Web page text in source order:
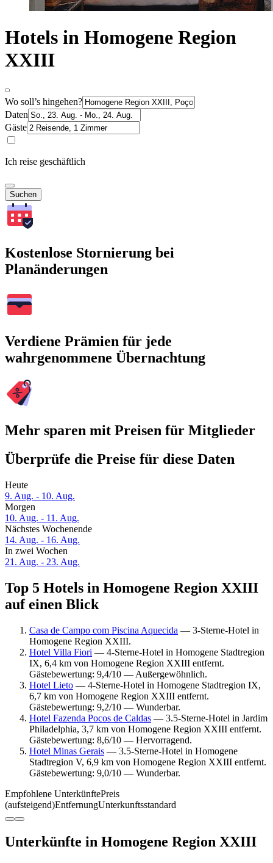
Hotels in Homogene Region
XXIII
Wo soll’s hingehen?
Daten
Gäste
Ich reise geschäftlich
Suchen
Kostenlose Stornierung bei
Planänderungen
Verdiene Prämien für jede
wahrgenommene Übernachtung
Mehr sparen mit Preisen für Mitglieder
Überprüfe die Preise für diese Daten
Heute
9. Aug. - 10. Aug.
Morgen
10. Aug. - 11. Aug.
Nächstes Wochenende
14. Aug. - 16. Aug.
In zwei Wochen
21. Aug. - 23. Aug.
Top 5 Hotels in Homogene Region XXIII
auf einen Blick
Casa de Campo com Piscina Aquecida — 3-Sterne-Hotel in
Homogene Region XXIII.
Hotel Villa Fiori — 4-Sterne-Hotel in Homogene Stadtregion
IX, 6,4 km von Homogene Region XXIII entfernt.
Gästebewertung: 9,4/10 — Außergewöhnlich.
Hotel Lieto — 4-Sterne-Hotel in Homogene Stadtregion IX,
6,7 km von Homogene Region XXIII entfernt.
Gästebewertung: 9,2/10 — Wunderbar.
Hotel Fazenda Pocos de Caldas — 3.5-Sterne-Hotel in Jardim
Philadelphia, 3,7 km von Homogene Region XXIII entfernt.
Gästebewertung: 8,6/10 — Hervorragend.
Hotel Minas Gerais — 3.5-Sterne-Hotel in Homogene
Stadtregion V, 6,9 km von Homogene Region XXIII entfernt.
Gästebewertung: 9,0/10 — Wunderbar.
Empfohlene UnterkünftePreis
(aufsteigend)EntfernungUnterkunftsstandard
Unterkünfte in Homogene Region XXIII